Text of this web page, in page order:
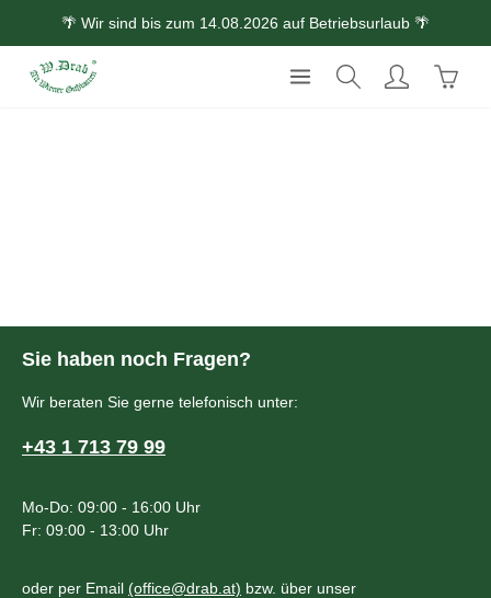
Zum Hauptinhalt springen
🌴 Wir sind bis zum 14.08.2026 auf Betriebsurlaub 🌴
Sie haben noch Fragen?
Wir beraten Sie gerne telefonisch unter:
+43 1 713 79 99
Mo-Do: 09:00 - 16:00 Uhr
Fr: 09:00 - 13:00 Uhr
oder per Email (office@drab.at) bzw. über unser